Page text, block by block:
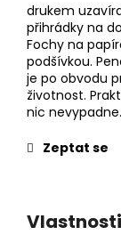
drukem
přihrádky na
Fochy na
podšívkou.
je po obvodu
životnost.
nic nevypadne.
Zeptat se
Vlastnosti